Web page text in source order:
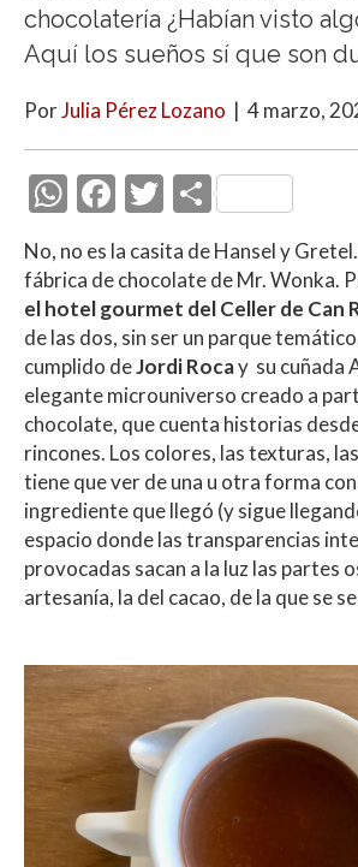
chocolatería ¿Habían visto
Aquí los sueños sí que son
PorJulia Pérez Lozano | 4 marzo,
W
at
s
A
p
p
F
e
b
o
o
k
T
itt
er
C
o
m
p
ar
ti
r
No, no es la casita de Hansel y
fábrica de chocolate de Mr. Wonka.
el hotel gourmet del Celler de Can
de las dos, sin ser un parque
cumplido deJordi Rocay su cuñada
elegante microuniverso creado a
chocolate, que cuenta historias
rincones. Los colores, las texturas,
tiene que ver de una u otra forma
ingrediente que llegó (y sigue
espacio donde las transparencias
provocadas sacan a la luz las partes
artesanía, la del cacao, de la que se